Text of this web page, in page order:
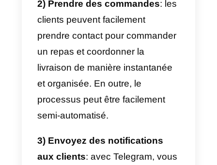
entreprises, celles-ci ont choisi
changer leur façon de contacter
les clients. Cette application vous
permet, entre autres, de Envoyez
des catalogues de produits aux
clients, prenez des commandes,
plusieurs appareils, utilisez